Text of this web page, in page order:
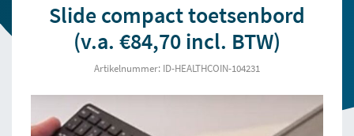
Slide compact toetsenbord
(v.a. €84,70 incl. BTW)
Artikelnummer: ID-HEALTHCOIN-104231